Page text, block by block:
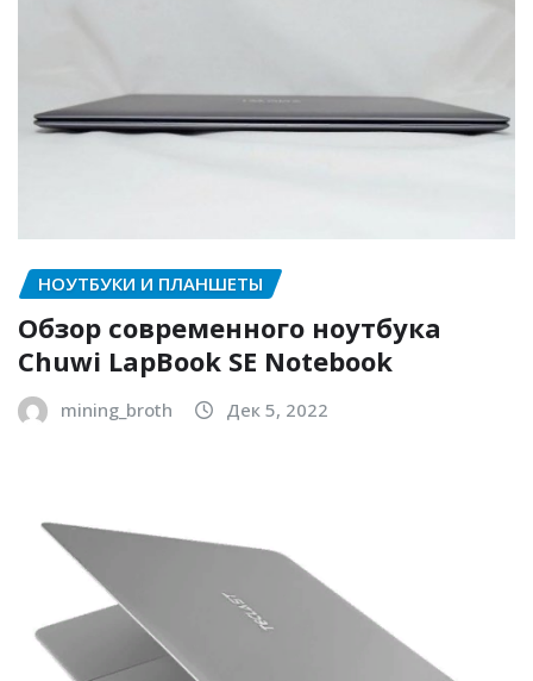
НОУТБУКИ И ПЛАНШЕТЫ
Обзор современного ноутбука
Chuwi LapBook SE Notebook
mining_broth Дек 5, 2022